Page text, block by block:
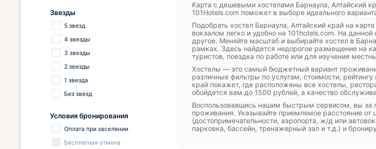
Карта с дешевыми хостелами Барнаула, Алтайский
101Hotels.com поможет в выборе идеального
Подобрать хостел Барнаула, Алтайский край на
вокзалом легко и удобно на 101hotels.com. На
другое. Меняйте масштаб и выбирайте хостел в
рамках. Здесь найдется недорогое размещение на
туристов, поездка по работе или для изучения
Хостелы — это самый бюджетный вариант
различные фильтры по услугам, стоимости,
край покажет, где расположены все хостелы,
обойдется вам до 1500 рублей, а качество
Воспользовавшись нашим быстрым сервисом, вы за
проживания. Указывайте приемлемое расстояние от
(достопримечательности, аэропорта, ж/д или
парковка, бассейн, тренажерный зал и т.д.) и
Звезды
5 звезд
4 звезды
3 звезды
2 звезды
1 звезда
Без звезд
Условия бронирования
Оплата при заселении
Бесплатная отмена